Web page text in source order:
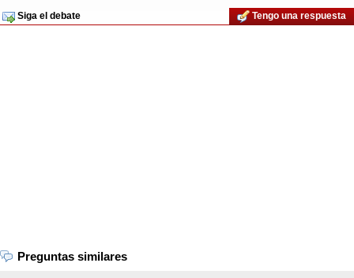
Siga el debate Tengo una respuesta
Preguntas similares